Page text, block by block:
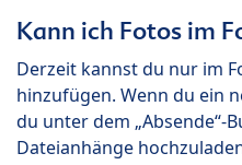
Kann ich Fotos im
Derzeit kannst du nur im
hinzufügen. Wenn du ein
du unter dem „Absende“-
Dateianhänge